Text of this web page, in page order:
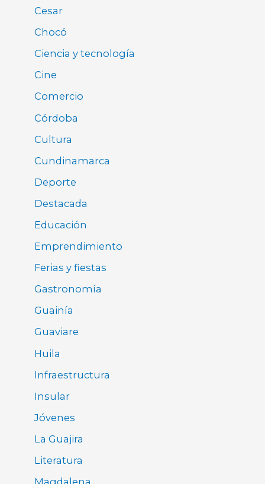
Cesar
Chocó
Ciencia y tecnología
Cine
Comercio
Córdoba
Cultura
Cundinamarca
Deporte
Destacada
Educación
Emprendimiento
Ferias y fiestas
Gastronomía
Guainía
Guaviare
Huila
Infraestructura
Insular
Jóvenes
La Guajira
Literatura